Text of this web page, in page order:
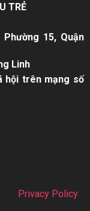
TRẺ
15, Quận
Linh
hội trên mạng số
Privacy Policy